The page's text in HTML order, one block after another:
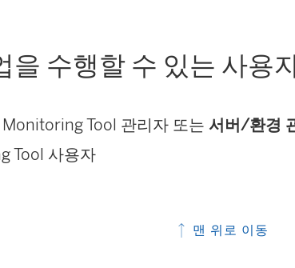
을 수행할 수 있는 사용
Tool 관리자 또는 서버/환경
Tool 사용자
맨 위로 이동